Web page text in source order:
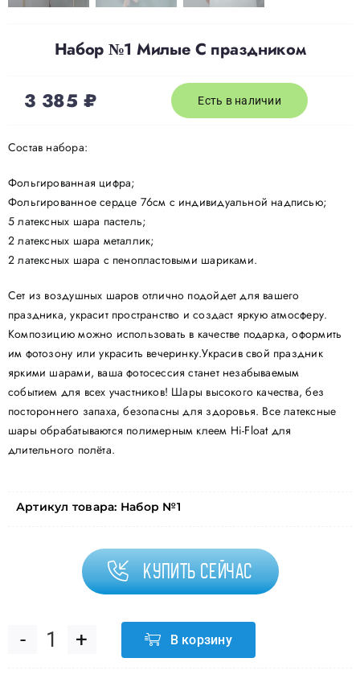
Набор №1 Милые С праздником
3 385₽ Есть в наличии
Состав набора:
Фольгированная цифра;
Фольгированное сердце 76см с индивидуальной надписью;
5 латексных шара пастель;
2 латексных шара металлик;
2 латексных шара с пенопластовыми шариками.
Сет из воздушных шаров отлично подойдет для вашего
праздника, украсит пространство и создаст яркую атмосферу.
Композицию можно использовать в качестве подарка, оформить
им фотозону или украсить вечеринку.Украсив свой праздник
яркими шарами, ваша фотосессия станет незабываемым
событием для всех участников! Шары высокого качества, без
постороннего запаха, безопасны для здоровья. Все латексные
шары обрабатываются полимерным клеем Hi-Float для
длительного полёта.
Артикул товара: Набор №1
Купить сейчас
Количество
В корзину